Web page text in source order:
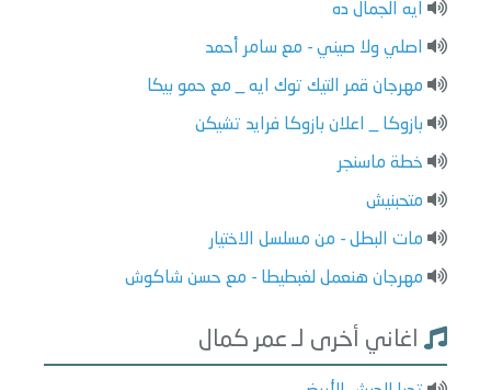
ايه الجمال ده
اصلي ولا صيني - مع سامر أحمد
مهرجان قمر التيك توك ايه _ مع حمو بيكا
بازوكا _ اعلان بازوكا فرايد تشيكن
خطة ماسنجر
متحبنيش
مات البطل - من مسلسل الاختيار
مهرجان هنعمل لغبطيطا - مع حسن شاكوش
اغاني أخرى لـ عمر كمال